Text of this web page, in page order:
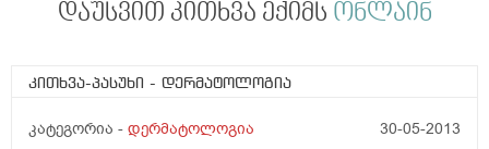
დაუსვით კითხვა ექიმს ონლაინ
კითხვა-პასუხი - დერმატოლოგია
კატეგორია - დერმატოლოგია 30-05-2013